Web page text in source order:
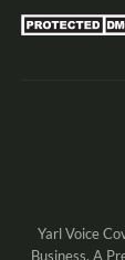
Yarl Voice
Business. A